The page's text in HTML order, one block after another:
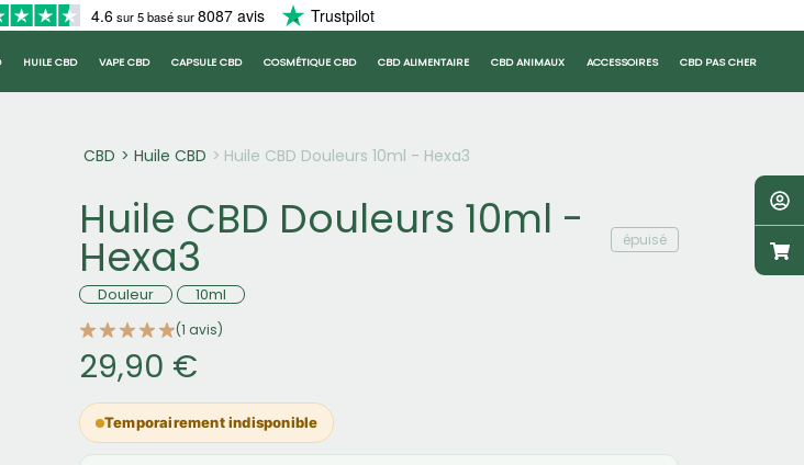
4.6sur 5 basé sur8087 avis Trustpilot
HUILE CBD VAPE CBD CAPSULE CBD COSMÉTIQUE CBD CBD ALIMENTAIRE CBD ANIMAUX ACCESSOIRES CBD PAS CHER
CBD Huile CBD Huile CBD Douleurs 10ml - Hexa3
Huile CBD Douleurs 10ml -
Hexa3 épuisé
Douleur 10ml
(1 avis)
29,90 €
Temporairement indisponible